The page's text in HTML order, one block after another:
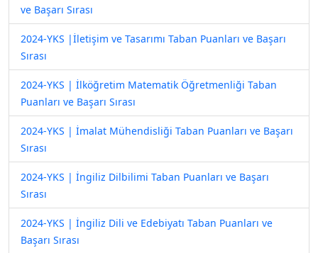
ve Başarı Sırası
2024-YKS |İletişim ve Tasarımı Taban Puanları ve Başarı
Sırası
2024-YKS | İlköğretim Matematik Öğretmenliği Taban
Puanları ve Başarı Sırası
2024-YKS | İmalat Mühendisliği Taban Puanları ve Başarı
Sırası
2024-YKS | İngiliz Dilbilimi Taban Puanları ve Başarı
Sırası
2024-YKS | İngiliz Dili ve Edebiyatı Taban Puanları ve
Başarı Sırası